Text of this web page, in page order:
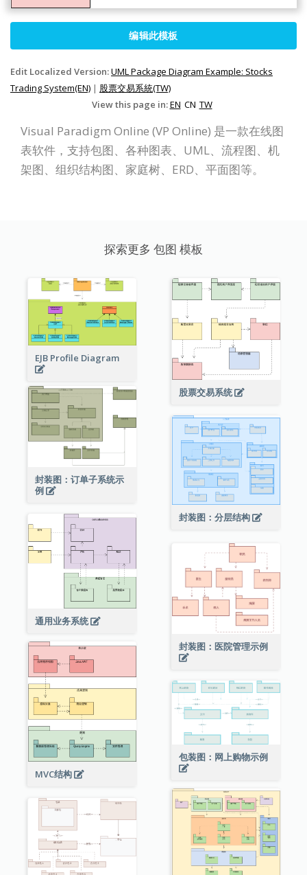
编辑此模板
Edit Localized Version:UML Package Diagram Example: Stocks
Trading System(EN) | 股票交易系統(TW)
View this page in:EN CN TW
Visual Paradigm Online (VP Online) 是一款在线图
表软件，支持包图、各种图表、UML、流程图、机
架图、组织结构图、家庭树、ERD、平面图等。
探索更多 包图 模板
EJB Profile Diagram
股票交易系统
封装图：订单子系统示
例
封装图：分层结构
通用业务系统
封装图：医院管理示例
MVC结构
包装图：网上购物示例